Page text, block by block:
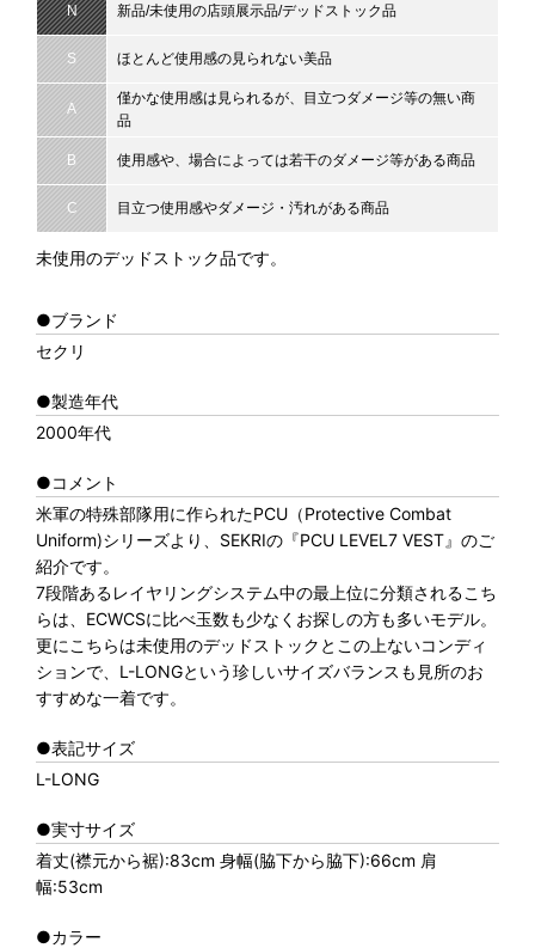
N 新品/未使用の店頭展示品/デッドストック品
S ほとんど使用感の見られない美品
A
僅かな使用感は見られるが、目立つダメージ等の無い商
品
B 使用感や、場合によっては若干のダメージ等がある商品
C 目立つ使用感やダメージ・汚れがある商品
未使用のデッドストック品です。
●ブランド
セクリ
●製造年代
2000年代
●コメント
米軍の特殊部隊用に作られたPCU（Protective Combat
Uniform)シリーズより、SEKRIの『PCU LEVEL7 VEST』のご
紹介です。
7段階あるレイヤリングシステム中の最上位に分類されるこち
らは、ECWCSに比べ玉数も少なくお探しの方も多いモデル。
更にこちらは未使用のデッドストックとこの上ないコンディ
ションで、L-LONGという珍しいサイズバランスも見所のお
すすめな一着です。
●表記サイズ
L-LONG
●実寸サイズ
着丈(襟元から裾):83cm 身幅(脇下から脇下):66cm 肩
幅:53cm
●カラー